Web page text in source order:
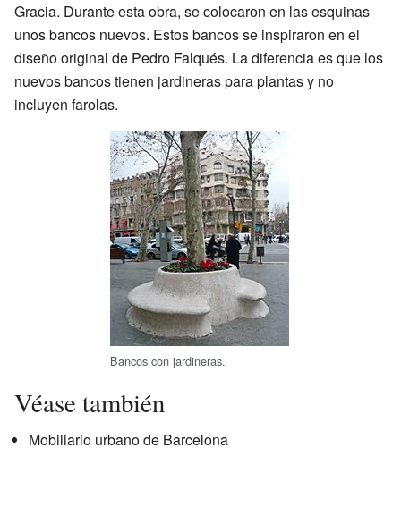
Gracia. Durante esta obra, se colocaron en las esquinas
unos bancos nuevos. Estos bancos se inspiraron en el
diseño original de Pedro Falqués. La diferencia es que los
nuevos bancos tienen jardineras para plantas y no
incluyen farolas.
Bancos con jardineras.
Véase también
Mobiliario urbano de Barcelona